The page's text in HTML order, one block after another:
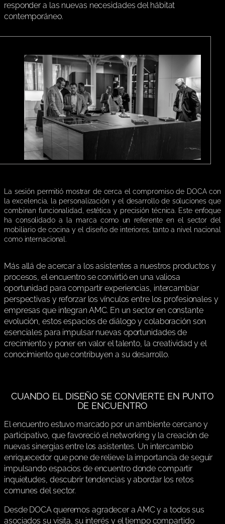
responder a las nuevas necesidades del hábitat
contemporáneo.
La sesión permitió mostrar de cerca el compromiso de DOCA con
la excelencia, la personalización y el desarrollo de soluciones que
combinan funcionalidad, estética y precisión técnica. Este enfoque
ha consolidado a la marca como un referente en el sector del
mobiliario de cocina y el diseño de interiores, tanto a nivel nacional
como internacional.
Más allá de acercar a los asistentes a nuestros productos y
procesos, el encuentro se convirtió en una valiosa
oportunidad para compartir experiencias, intercambiar
perspectivas y reforzar los vínculos entre los profesionales y
empresas que integran AMC. En un sector en constante
evolución, estos espacios de diálogo y colaboración son
esenciales para impulsar nuevas oportunidades de
crecimiento y poner en valor el talento, la creatividad y el
conocimiento que contribuyen a su desarrollo.
CUANDO EL DISEÑO SE CONVIERTE EN PUNTO
DE ENCUENTRO
El encuentro estuvo marcado por un ambiente cercano y
participativo, que favoreció el networking y la creación de
nuevas sinergias entre los asistentes. Un intercambio
enriquecedor que pone de relieve la importancia de seguir
impulsando espacios de encuentro donde compartir
inquietudes, descubrir tendencias y abordar los retos
comunes del sector.
Desde DOCA queremos agradecer a AMC y a todos sus
asociados su visita, su interés y el tiempo compartido